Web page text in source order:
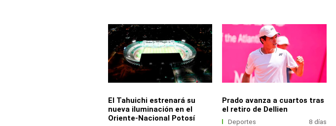
El Tahuichi estrenará su
nueva iluminación en el
Oriente-Nacional Potosí
Prado avanza a cuartos tras
el retiro de Dellien
Deportes 8 días